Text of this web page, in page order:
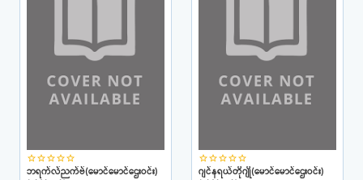
star_borderstar_borderstar_borderstar_borderstar_border
ဘရက်လ်ညက်ဗ်(မောင်မောင်ဌေးဝင်း)
star_borderstar_borderstar_borderstar_borderstar_border
ဂျင်နရယ်တိုဂျို(မောင်မောင်ဌေးဝင်း)